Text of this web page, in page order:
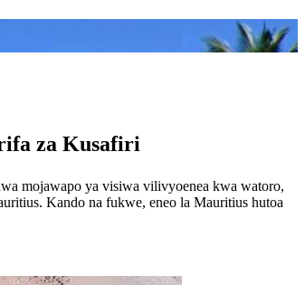
za Kusafiri
mojawapo ya visiwa vilivyoenea kwa watoro,
Kando na fukwe, eneo la Mauritius hutoa